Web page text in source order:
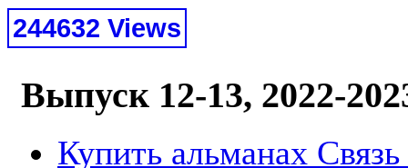
244632 Views
Выпуск 12-13, 2022-
Купить альманах